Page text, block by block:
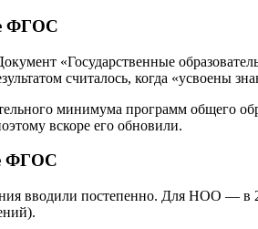
ФГОС
«Государственные
считалось, когда «усвоены
минимума программ общего
вскоре его обновили.
ФГОС
вводили постепенно. Для НОО — в